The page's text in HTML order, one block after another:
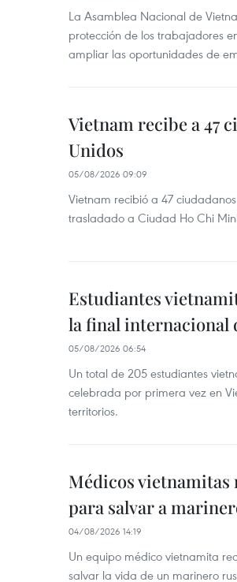
La Asamblea Nacional de
protección de los trabajadores
ampliar las oportunidades de
Vietnam recibe a 47
Unidos
05/08/2026 09:09
Vietnam recibió a 47
trasladado a Ciudad Ho Chi
Estudiantes
la final internacional
05/08/2026 06:54
Un total de 205 estudiantes
celebrada por primera vez en
territorios.
Médicos vietnamitas
para salvar a
04/08/2026 14:19
Un equipo médico vietnamita
salvar la vida de un marinero